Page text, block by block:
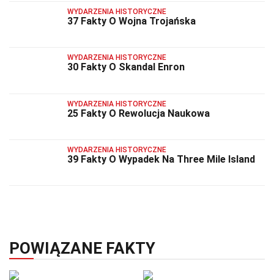
WYDARZENIA HISTORYCZNE
37 Fakty O Wojna Trojańska
WYDARZENIA HISTORYCZNE
30 Fakty O Skandal Enron
WYDARZENIA HISTORYCZNE
25 Fakty O Rewolucja Naukowa
WYDARZENIA HISTORYCZNE
39 Fakty O Wypadek Na Three Mile Island
POWIĄZANE FAKTY